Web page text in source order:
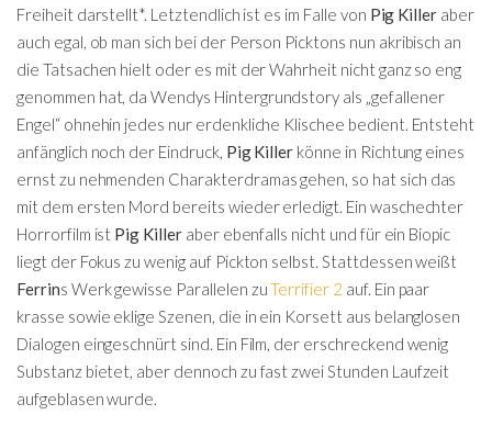
Freiheit darstellt*. Letztendlich ist es im Falle von Pig Killer aber
auch egal, ob man sich bei der Person Picktons nun akribisch an
die Tatsachen hielt oder es mit der Wahrheit nicht ganz so eng
genommen hat, da Wendys Hintergrundstory als „gefallener
Engel“ ohnehin jedes nur erdenkliche Klischee bedient. Entsteht
anfänglich noch der Eindruck, Pig Killer könne in Richtung eines
ernst zu nehmenden Charakterdramas gehen, so hat sich das
mit dem ersten Mord bereits wieder erledigt. Ein waschechter
Horrorfilm ist Pig Killeraber ebenfalls nicht und für ein Biopic
liegt der Fokus zu wenig auf Pickton selbst. Stattdessen weißt
Ferrins Werk gewisse Parallelen zuTerrifier 2 auf. Ein paar
krasse sowie eklige Szenen, die in ein Korsett aus belanglosen
Dialogen eingeschnürt sind. Ein Film, der erschreckend wenig
Substanz bietet, aber dennoch zu fast zwei Stunden Laufzeit
aufgeblasen wurde.